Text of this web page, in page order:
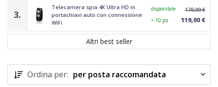
3.
Telecamera spia 4K Ultra HD in
portachiavi auto con connessione
WiFi
disponibile
> 10 pz
170,00 €
119,00 €
Altri best seller
Ordina per: per posta raccomandata